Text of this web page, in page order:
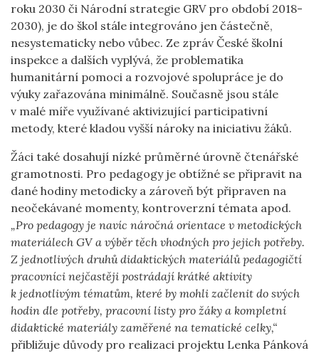
roku 2030 či Národní strategie GRV pro období 2018-
2030), je do škol stále integrováno jen částečně,
nesystematicky nebo vůbec. Ze zpráv České školní
inspekce a dalších vyplývá, že problematika
humanitární pomoci a rozvojové spolupráce je do
výuky zařazována minimálně. Současně jsou stále
v malé míře využívané aktivizující participativní
metody, které kladou vyšší nároky na iniciativu žáků.
Žáci také dosahují nízké průměrné úrovně čtenářské
gramotnosti. Pro pedagogy je obtížné se připravit na
dané hodiny metodicky a zároveň být připraven na
neočekávané momenty, kontroverzní témata apod.
„Pro pedagogy je navíc náročná orientace v metodických
materiálech GV a výběr těch vhodných pro jejich potřeby.
Z jednotlivých druhů didaktických materiálů pedagogičtí
pracovníci nejčastěji postrádají krátké aktivity
k jednotlivým tématům, které by mohli začlenit do svých
hodin dle potřeby, pracovní listy pro žáky a kompletní
didaktické materiály zaměřené na tematické celky,“
přibližuje důvody pro realizaci projektu Lenka Pánková